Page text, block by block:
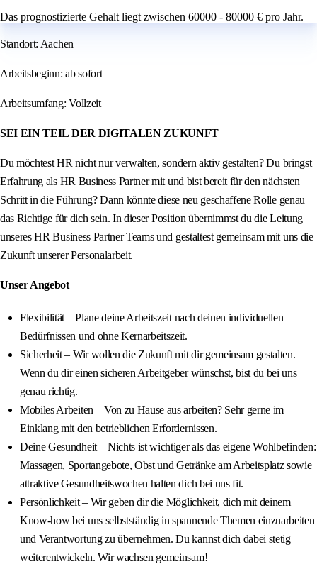
Das prognostizierte Gehalt liegt zwischen 60000 - 80000 € pro Jahr.
Standort: Aachen
Arbeitsbeginn: ab sofort
Arbeitsumfang: Vollzeit
SEI EIN TEIL DER DIGITALEN ZUKUNFT
Du möchtest HR nicht nur verwalten, sondern aktiv gestalten? Du bringst
Erfahrung als HR Business Partner mit und bist bereit für den nächsten
Schritt in die Führung? Dann könnte diese neu geschaffene Rolle genau
das Richtige für dich sein. In dieser Position übernimmst du die Leitung
unseres HR Business Partner Teams und gestaltest gemeinsam mit uns die
Zukunft unserer Personalarbeit.
Unser Angebot
Flexibilität – Plane deine Arbeitszeit nach deinen individuellen
Bedürfnissen und ohne Kernarbeitszeit.
Sicherheit – Wir wollen die Zukunft mit dir gemeinsam gestalten.
Wenn du dir einen sicheren Arbeitgeber wünschst, bist du bei uns
genau richtig.
Mobiles Arbeiten – Von zu Hause aus arbeiten? Sehr gerne im
Einklang mit den betrieblichen Erfordernissen.
Deine Gesundheit – Nichts ist wichtiger als das eigene Wohlbefinden:
Massagen, Sportangebote, Obst und Getränke am Arbeitsplatz sowie
attraktive Gesundheitswochen halten dich bei uns fit.
Persönlichkeit – Wir geben dir die Möglichkeit, dich mit deinem
Know-how bei uns selbstständig in spannende Themen einzuarbeiten
und Verantwortung zu übernehmen. Du kannst dich dabei stetig
weiterentwickeln. Wir wachsen gemeinsam!